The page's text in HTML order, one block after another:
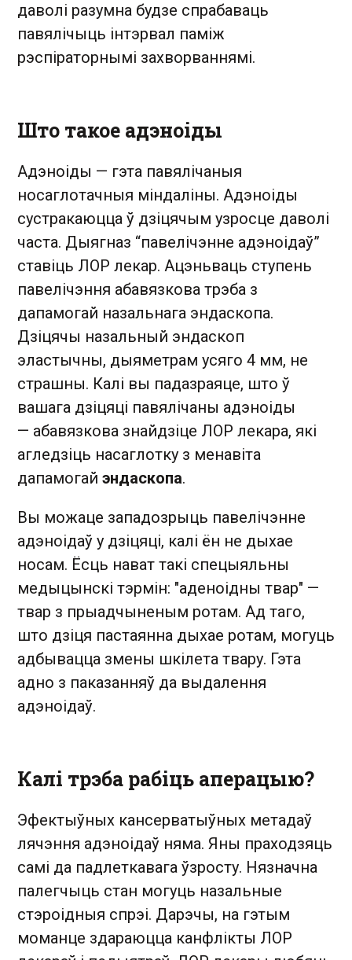
даволі разумна будзе спрабаваць
павялічыць інтэрвал паміж
рэспіраторнымі захворваннямі.
Што такое адэноіды
Адэноіды — гэта павялічаныя
носаглотачныя міндаліны. Адэноіды
сустракаюцца ў дзіцячым узросце даволі
часта. Дыягназ “павелічэнне адэноідаў”
ставіць ЛОР лекар. Ацэньваць ступень
павелічэння абавязкова трэба з
дапамогай назальнага эндаскопа.
Дзіцячы назальный эндаскоп
эластычны, дыяметрам усяго 4 мм, не
страшны. Калі вы падазраяце, што ў
вашага дзіцяці павялічаны адэноіды
— абавязкова знайдзіце ЛОР лекара, які
агледзіць насаглотку з менавіта
дапамогай эндаскопа.
Вы можаце западозрыць павелічэнне
адэноідаў у дзіцяці, калі ён не дыхае
носам. Ёсць нават такі спецыяльны
медыцынскі тэрмін: "аденоідны твар" —
твар з прыадчыненым ротам. Ад таго,
што дзіця пастаянна дыхае ротам, могуць
адбывацца змены шкілета твару. Гэта
адно з паказанняў да выдалення
адэноідаў.
Калі трэба рабіць аперацыю?
Эфектыўных кансерватыўных метадаў
лячэння адэноідаў няма. Яны праходзяць
самі да падлеткавага ўзросту. Нязначна
палегчыць стан могуць назальные
стэроідныя спрэі. Дарэчы, на гэтым
моманце здараюцца канфлікты ЛОР